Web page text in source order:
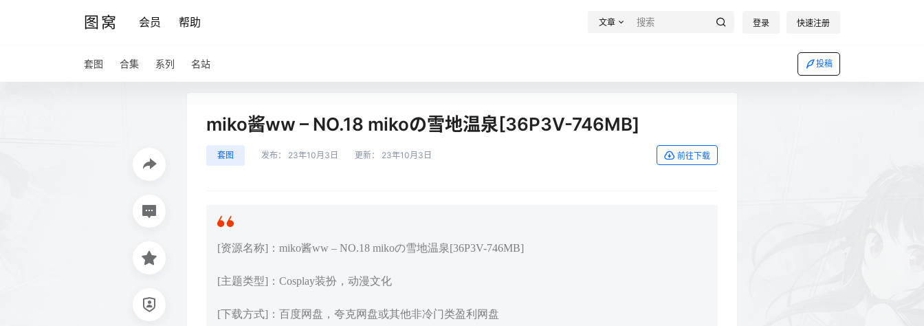
图窝 会员 帮助 文章 登录 快速注册
套图 合集 系列 名站 投稿
miko酱ww – NO.18 mikoの雪地温泉[36P3V-746MB]
套图 发布： 23年10月3日 更新： 23年10月3日 前往下载
[资源名称]：miko酱ww – NO.18 mikoの雪地温泉[36P3V-746MB]
[主题类型]：Cosplay装扮，动漫文化
[下载方式]：百度网盘，夸克网盘或其他非冷门类盈利网盘